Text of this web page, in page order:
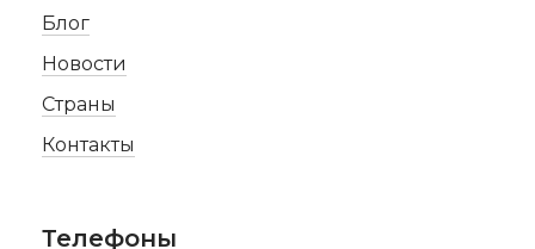
Телефоны
Блог
Новости
Страны
Контакты